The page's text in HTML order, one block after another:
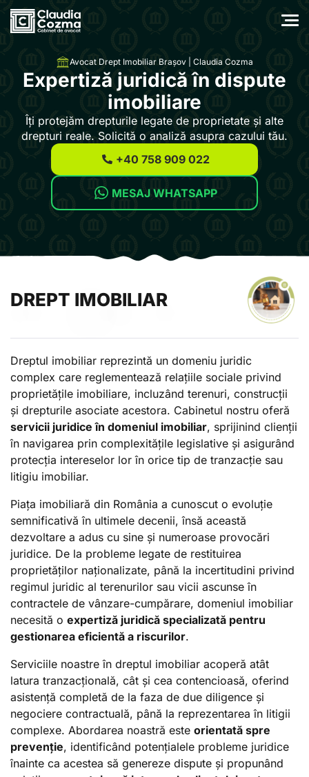
Avocat Drept Imobiliar Brașov | Claudia Cozma
Expertiză juridică în dispute
imobiliare
Îți protejăm drepturile legate de proprietate și alte
drepturi reale. Solicită o analiză asupra cazului tău.
+40 758 909 022
MESAJ WHATSAPP
DREPT IMOBILIAR
Dreptul imobiliar reprezintă un domeniu juridic
complex care reglementează relațiile sociale privind
proprietățile imobiliare, incluzând terenuri, construcții
și drepturile asociate acestora. Cabinetul nostru oferă
servicii juridice în domeniul imobiliar, sprijinind clienții
în navigarea prin complexitățile legislative și asigurând
protecția intereselor lor în orice tip de tranzacție sau
litigiu imobiliar.
Piața imobiliară din România a cunoscut o evoluție
semnificativă în ultimele decenii, însă această
dezvoltare a adus cu sine și numeroase provocări
juridice. De la probleme legate de restituirea
proprietăților naționalizate, până la incertitudini privind
regimul juridic al terenurilor sau vicii ascunse în
contractele de vânzare-cumpărare, domeniul imobiliar
necesită o expertiză juridică specializată pentru
gestionarea eficientă a riscurilor.
Serviciile noastre în dreptul imobiliar acoperă atât
latura tranzacțională, cât și cea contencioasă, oferind
asistență completă de la faza de due diligence și
negociere contractuală, până la reprezentarea în litigii
complexe. Abordarea noastră este orientată spre
prevenție, identificând potențialele probleme juridice
înainte ca acestea să genereze dispute și propunând